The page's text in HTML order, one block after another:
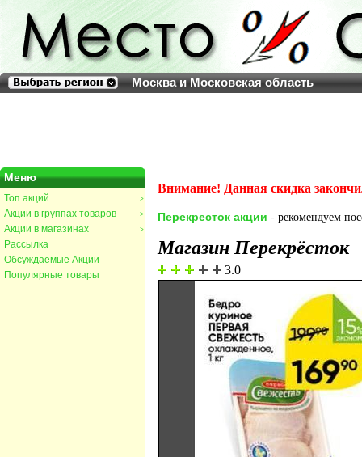
Москва и Московская область
Меню
>
Топ акций
>
Акции в группах товаров
>
Акции в магазинах
Рассылка
Обсуждаемые Акции
Популярные товары
Внимание! Данная скидка
Перекресток акции - рекомендуем
Магазин Перекрёсток
3.0